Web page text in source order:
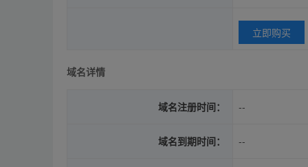
立即购买
域名详情
域名注册时间： --
域名到期时间： --